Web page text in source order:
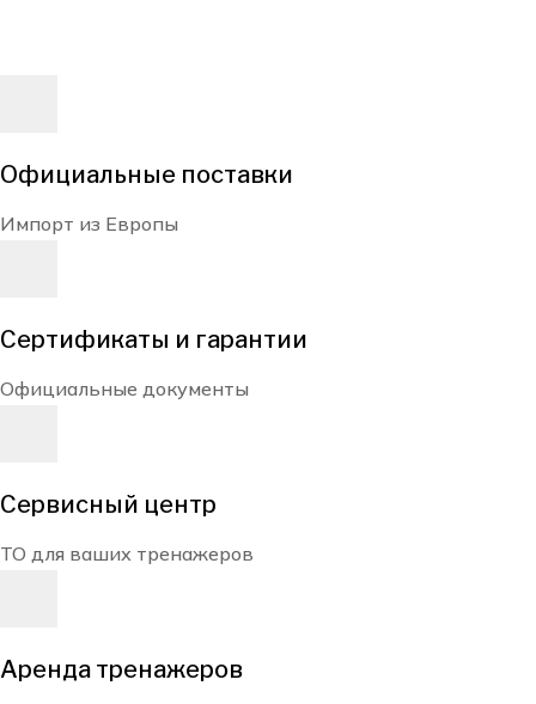
Официальные поставки
Импорт из Европы
Сертификаты и гарантии
Официальные документы
Сервисный центр
ТО для ваших тренажеров
Аренда тренажеров